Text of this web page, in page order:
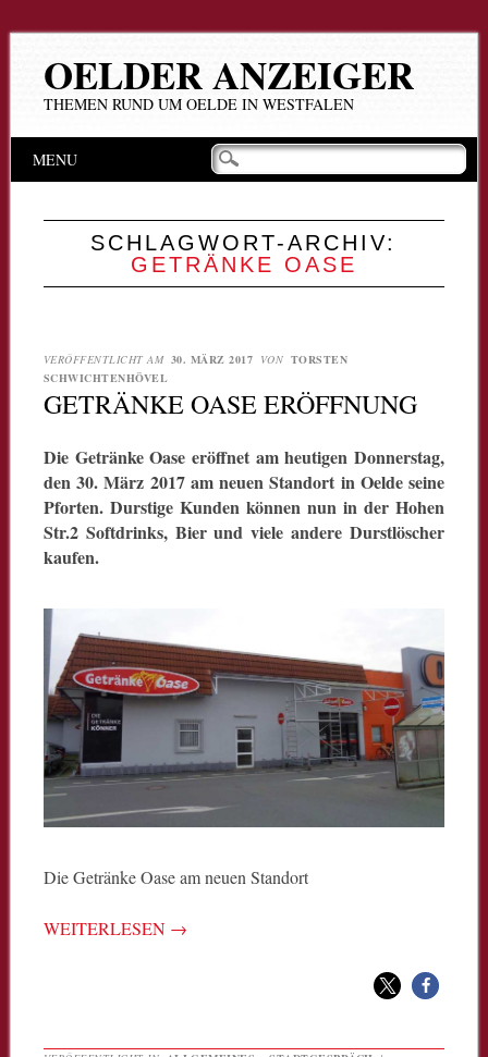
OELDER ANZEIGER
THEMEN RUND UM OELDE IN WESTFALEN
Hauptmenü
Inhalt
MENU
SCHLAGWORT-ARCHIV:
GETRÄNKE OASE
VERÖFFENTLICHT AM 30. MÄRZ 2017 VON TORSTEN
SCHWICHTENHÖVEL
GETRÄNKE OASE ERÖFFNUNG
Die Getränke Oase eröffnet am heutigen Donnerstag,
den 30. März 2017 am neuen Standort in Oelde seine
Pforten. Durstige Kunden können nun in der Hohen
Str.2 Softdrinks, Bier und viele andere Durstlöscher
kaufen.
Die Getränke Oase am neuen Standort
WEITERLESEN →